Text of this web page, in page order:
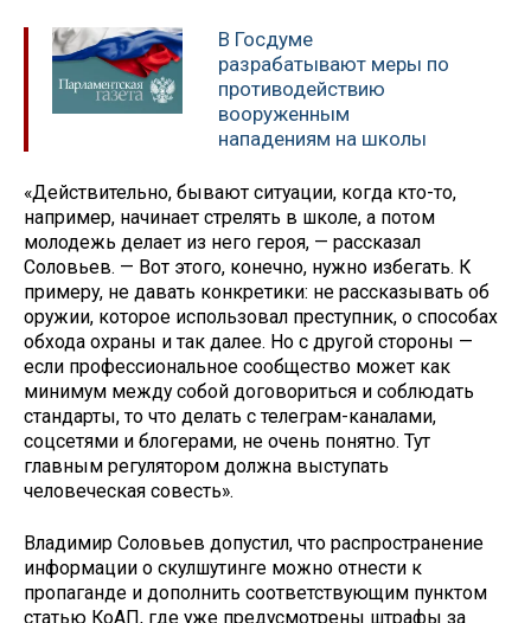
В Госдуме
разрабатывают меры по
противодействию
вооруженным
нападениям на школы
«Действительно, бывают ситуации, когда кто-то,
например, начинает стрелять в школе, а потом
молодежь делает из него героя, — рассказал
Соловьев. — Вот этого, конечно, нужно избегать. К
примеру, не давать конкретики: не рассказывать об
оружии, которое использовал преступник, о способах
обхода охраны и так далее. Но с другой стороны —
если профессиональное сообщество может как
минимум между собой договориться и соблюдать
стандарты, то что делать с телеграм-каналами,
соцсетями и блогерами, не очень понятно. Тут
главным регулятором должна выступать
человеческая совесть».
Владимир Соловьев допустил, что распространение
информации о скулшутинге можно отнести к
пропаганде и дополнить соответствующим пунктом
статью КоАП, где уже предусмотрены штрафы за